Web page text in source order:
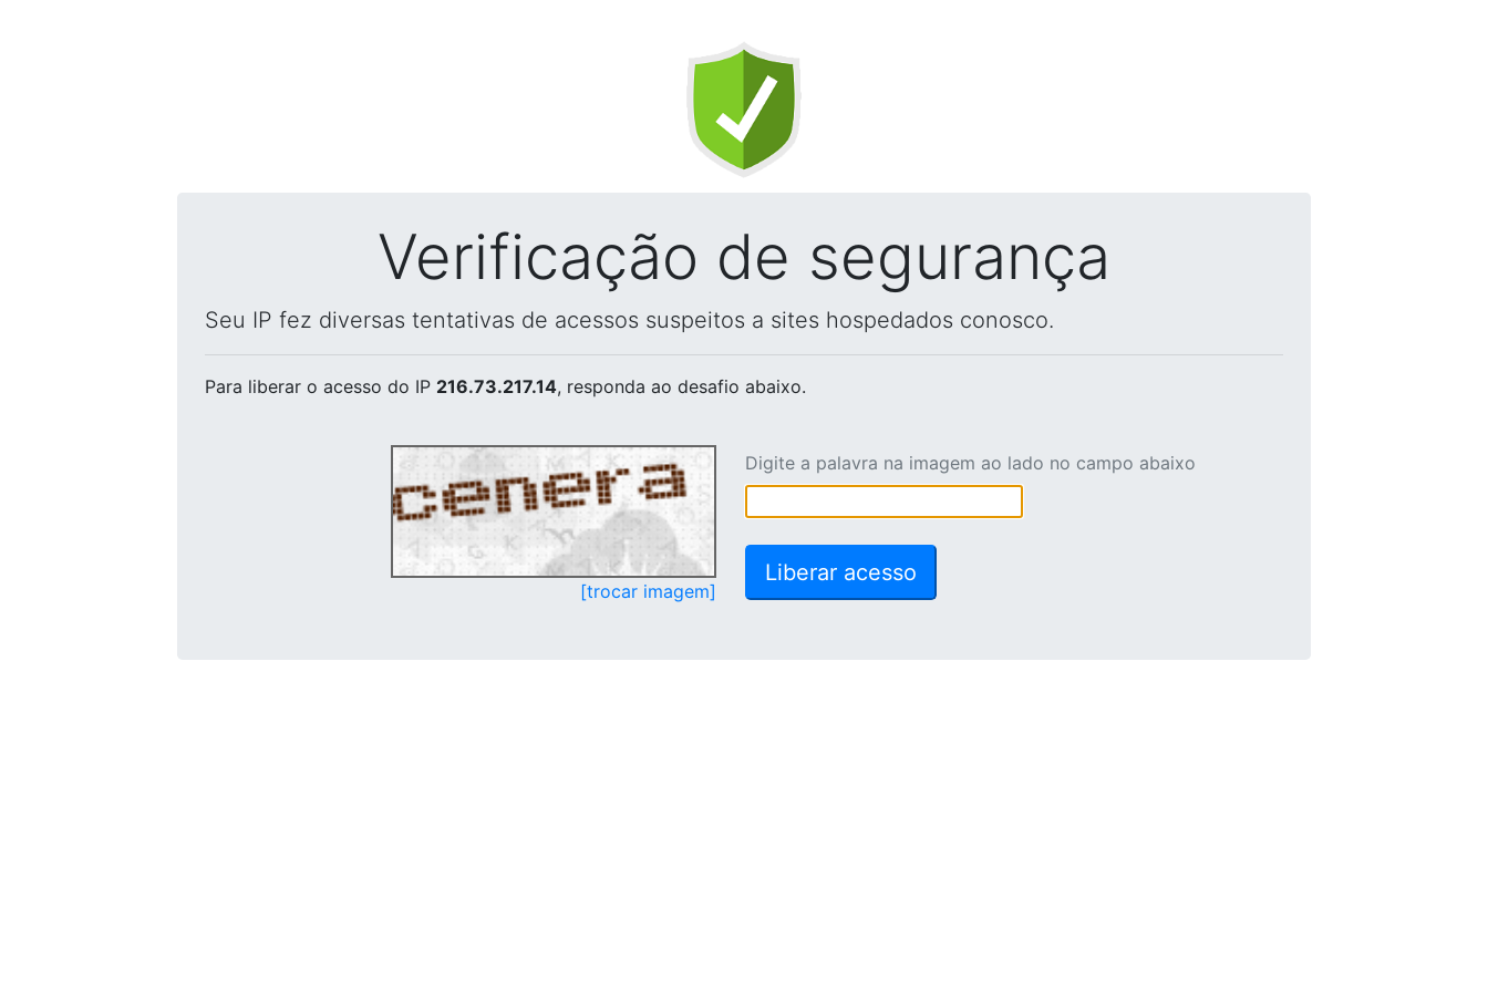
Verificação de segurança
Seu IP fez diversas tentativas de acessos suspeitos a sites hospedados conosco.
Para liberar o acesso do IP 216.73.217.14, responda ao desafio abaixo.
[trocar imagem]
Digite a palavra na imagem ao lado no campo abaixo